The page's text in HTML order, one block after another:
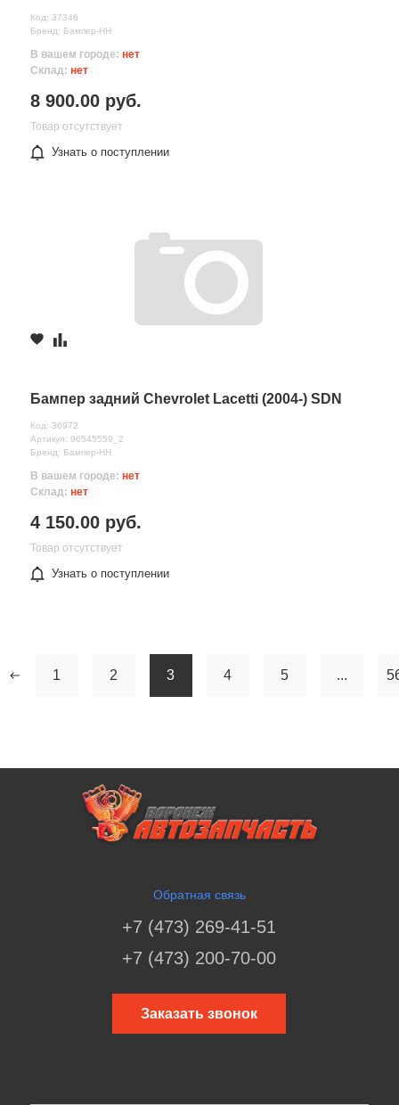
Код: 37346
Бренд: Бампер-НН
В вашем городе: нет
Склад: нет
8 900.00 руб.
Товар отсутствует
Узнать о поступлении
Бампер задний Chevrolet Lacetti (2004-) SDN
Код: 36972
Артикул: 96545559_2
Бренд: Бампер-НН
В вашем городе: нет
Склад: нет
4 150.00 руб.
Товар отсутствует
Узнать о поступлении
1 2 3 4 5 ...
Обратная связь
+7 (473) 269-41-51
+7 (473) 200-70-00
Заказать звонок